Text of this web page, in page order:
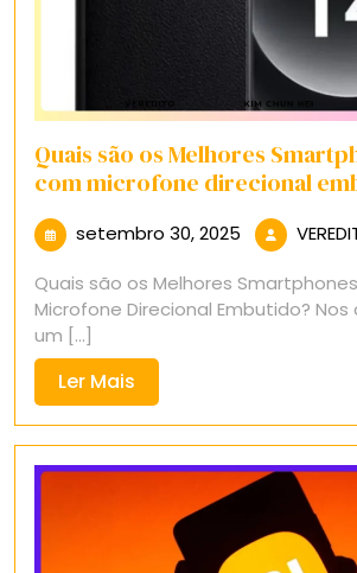
Quais são os Melhores
com microfone direcional
setembro 30, 2025 setembro
30,
2025
Quais são os Melhores
Microfone Direcional Embutido?
um [...]
Ler Mais
Mais